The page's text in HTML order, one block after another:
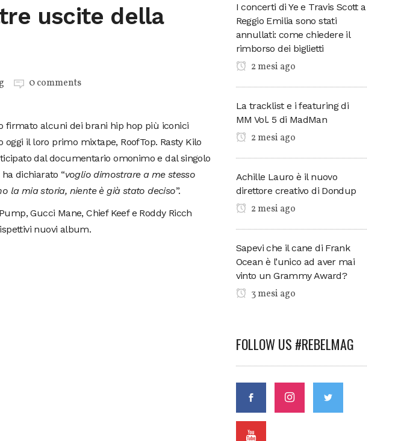
uscite della
0 comments
firmato alcuni dei brani hip hop più iconici
il loro primo mixtape, RoofTop. Rasty Kilo
dal documentario omonimo e dal singolo
dichiarato “voglio dimostrare a me stesso
la mia storia, niente è già stato deciso”.
Gucci Mane, Chief Keef e Roddy Ricch
nuovi album.
I concerti di Ye e Travis Scott a
Reggio Emilia sono stati
annullati: come chiedere il
rimborso dei biglietti
2 mesi ago
La tracklist e i featuring di
MM Vol. 5 di MadMan
2 mesi ago
Achille Lauro è il nuovo
direttore creativo di Dondup
2 mesi ago
Sapevi che il cane di Frank
Ocean è l’unico ad aver mai
vinto un Grammy Award?
3 mesi ago
FOLLOW US #REBELMAG